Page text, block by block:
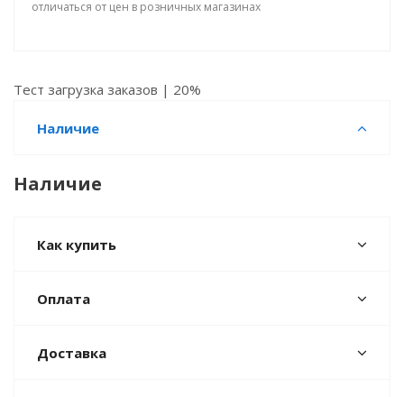
отличаться от цен в розничных магазинах
Тест загрузка заказов | 20%
Наличие
Наличие
Как купить
Оплата
Доставка